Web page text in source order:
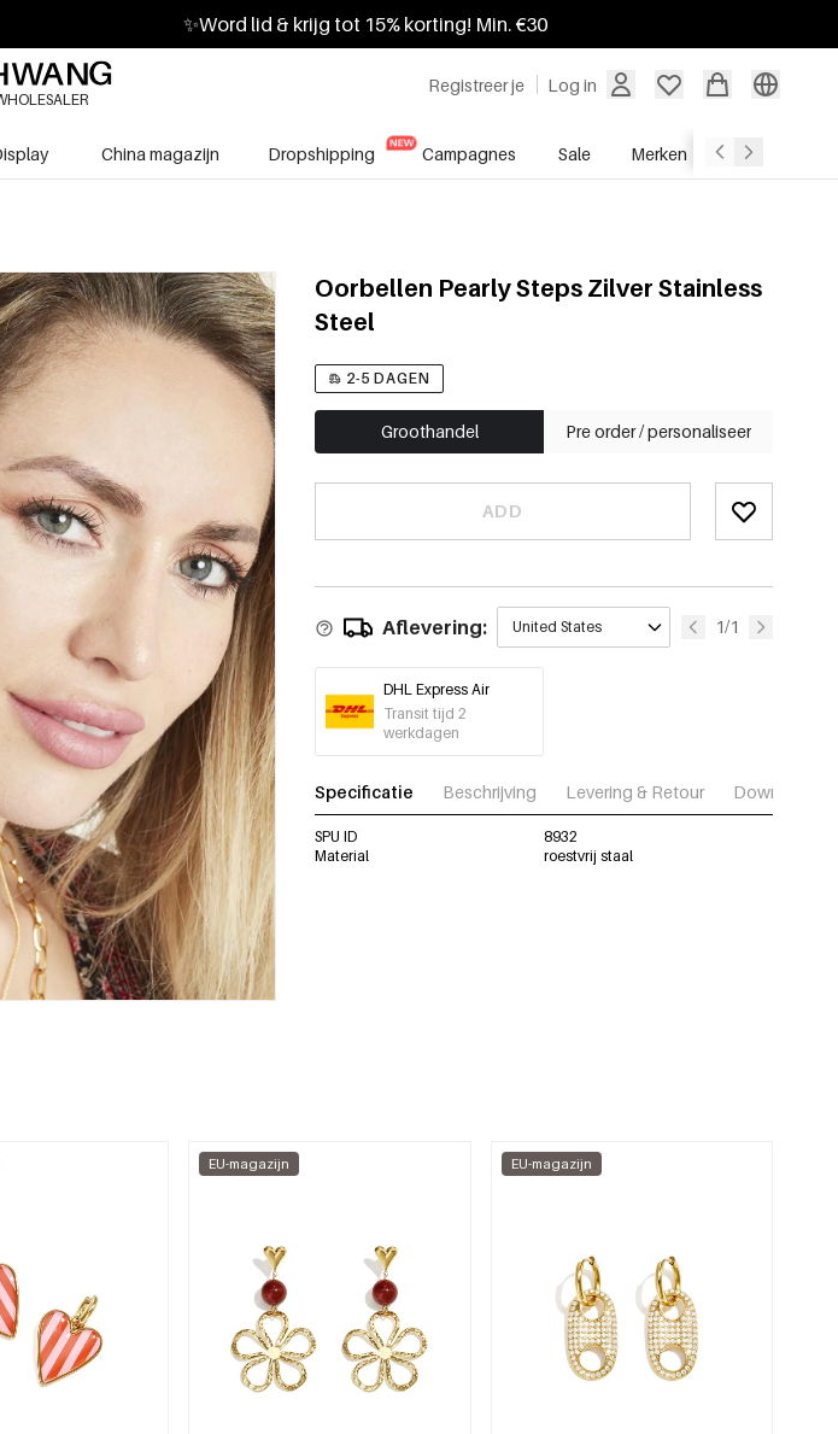
✨Word lid & krijg tot 15% korting! Min. €30
Registreer je Log in
China magazijn Dropshipping Campagnes Sale Merken
Oorbellen Pearly Steps Zilver Stainless
Steel
2-5 DAGEN
Groothandel Pre order / personaliseer
ADD
Aflevering: United States 1/1
DHL Express Air
Transit tijd 2
werkdagen
Specificatie Beschrijving Levering & Retour Download
SPU ID
8932
Material
roestvrij staal
EU-magazijn EU-magazijn